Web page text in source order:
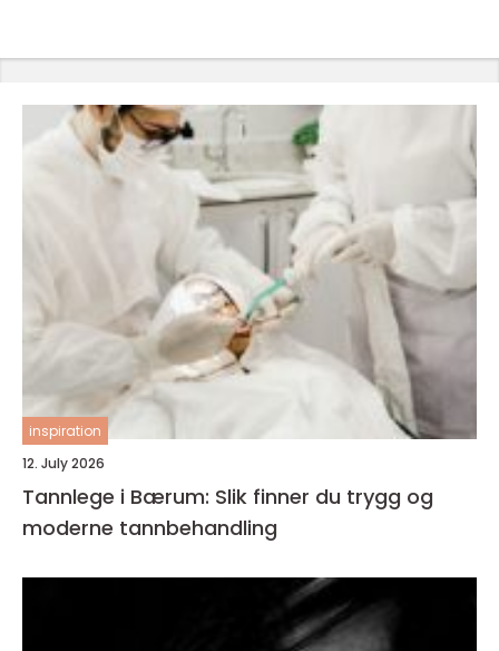
inspiration
12. July 2026
Tannlege i Bærum: Slik finner du trygg og
moderne tannbehandling